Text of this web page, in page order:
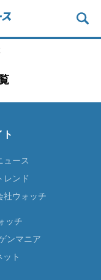
ュース
レンド
社ウォッチ
ッチ
ンマニア
ト